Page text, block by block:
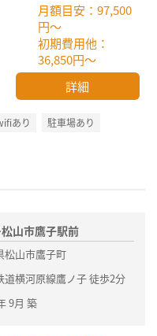
月額目安：97,500
円～
初期費用他：
36,850円～
詳細
あり
駐車場あり
山市鷹子駅前
松山市鷹子町
道横河原線鷹ノ子 徒歩2分
9月 築